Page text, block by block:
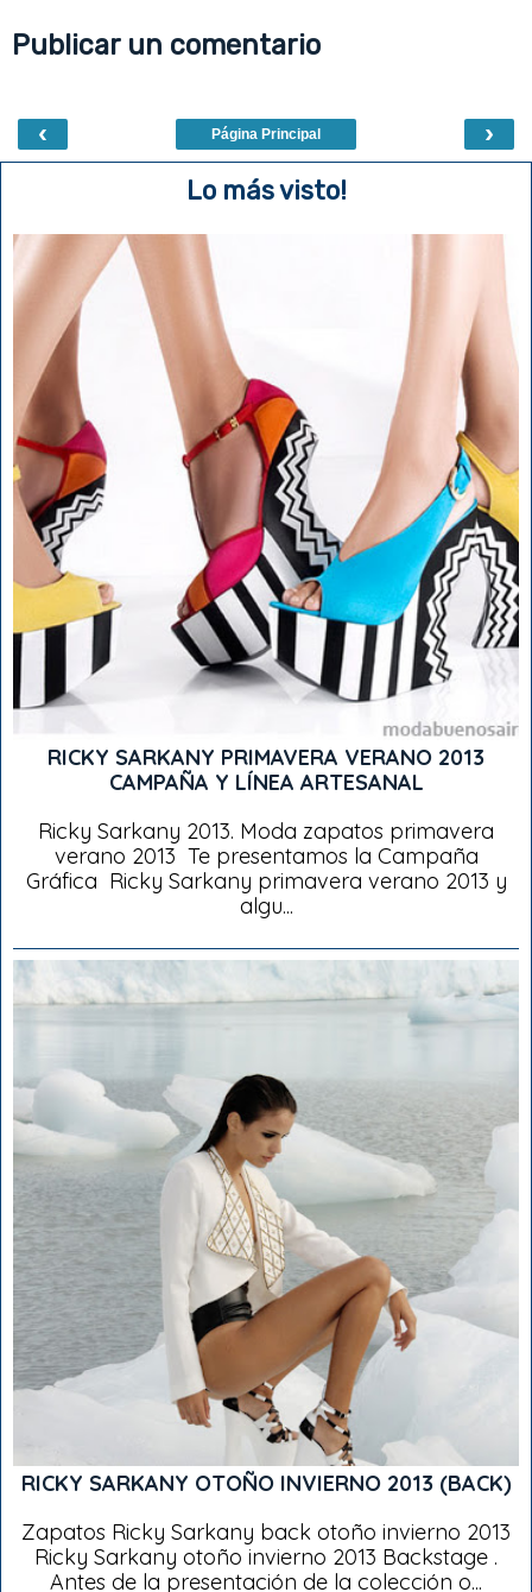
k s
t
Publicar un comentario
‹ ›
Página Principal
Lo más visto!
RICKY SARKANY PRIMAVERA VERANO 2013
CAMPAÑA Y LÍNEA ARTESANAL
Ricky Sarkany 2013. Moda zapatos primavera
verano 2013 Te presentamos la Campaña
Gráfica Ricky Sarkany primavera verano 2013 y
algu...
RICKY SARKANY OTOÑO INVIERNO 2013 (BACK)
Zapatos Ricky Sarkany back otoño invierno 2013
Ricky Sarkany otoño invierno 2013 Backstage .
Antes de la presentación de la colección o...